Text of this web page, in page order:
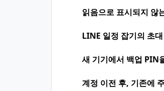
읽음으로 표시되지 않
LINE 일정 잡기의 초
새 기기에서 백업 PIN
계정 이전 후, 기존에